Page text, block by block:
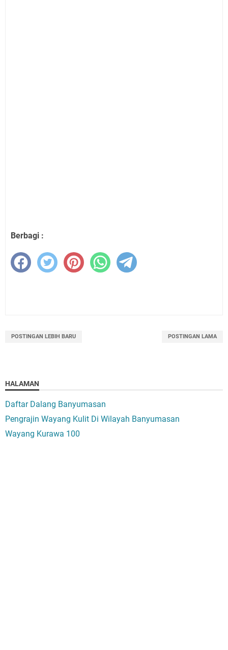
Berbagi :
POSTINGAN LEBIH BARU POSTINGAN LAMA
HALAMAN
Daftar Dalang Banyumasan
Pengrajin Wayang Kulit Di Wilayah Banyumasan
Wayang Kurawa 100